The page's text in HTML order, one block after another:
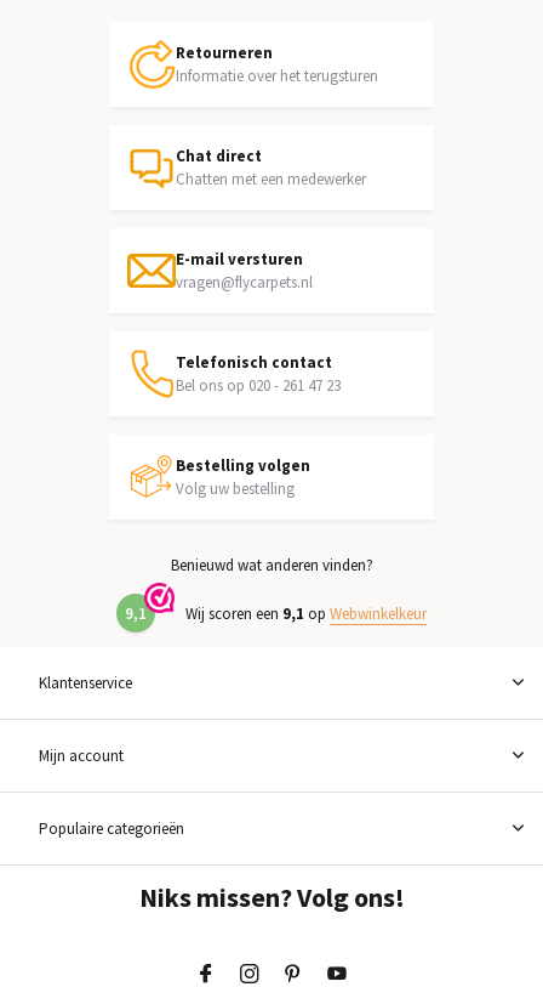
Retourneren
Informatie over het terugsturen
Chat direct
Chatten met een medewerker
E-mail versturen
vragen@flycarpets.nl
Telefonisch contact
Bel ons op 020 - 261 47 23
Bestelling volgen
Volg uw bestelling
Benieuwd wat anderen vinden?
9,1 Wij scoren een 9,1 op Webwinkelkeur
Klantenservice
Mijn account
Populaire categorieën
Niks missen? Volg ons!